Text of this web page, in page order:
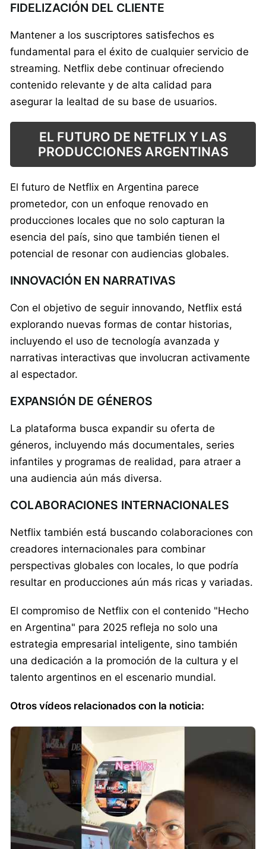
FIDELIZACIÓN DEL CLIENTE
Mantener a los suscriptores satisfechos es
fundamental para el éxito de cualquier servicio de
streaming. Netflix debe continuar ofreciendo
contenido relevante y de alta calidad para
asegurar la lealtad de su base de usuarios.
EL FUTURO DE NETFLIX Y LAS
PRODUCCIONES ARGENTINAS
El futuro de Netflix en Argentina parece
prometedor, con un enfoque renovado en
producciones locales que no solo capturan la
esencia del país, sino que también tienen el
potencial de resonar con audiencias globales.
INNOVACIÓN EN NARRATIVAS
Con el objetivo de seguir innovando, Netflix está
explorando nuevas formas de contar historias,
incluyendo el uso de tecnología avanzada y
narrativas interactivas que involucran activamente
al espectador.
EXPANSIÓN DE GÉNEROS
La plataforma busca expandir su oferta de
géneros, incluyendo más documentales, series
infantiles y programas de realidad, para atraer a
una audiencia aún más diversa.
COLABORACIONES INTERNACIONALES
Netflix también está buscando colaboraciones con
creadores internacionales para combinar
perspectivas globales con locales, lo que podría
resultar en producciones aún más ricas y variadas.
El compromiso de Netflix con el contenido "Hecho
en Argentina" para 2025 refleja no solo una
estrategia empresarial inteligente, sino también
una dedicación a la promoción de la cultura y el
talento argentinos en el escenario mundial.
Otros vídeos relacionados con la noticia: